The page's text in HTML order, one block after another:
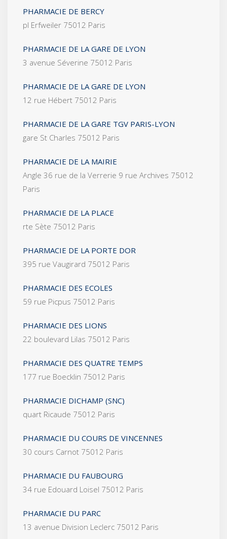
PHARMACIE DE BERCY
pl Erfweiler 75012 Paris
PHARMACIE DE LA GARE DE LYON
3 avenue Séverine 75012 Paris
PHARMACIE DE LA GARE DE LYON
12 rue Hébert 75012 Paris
PHARMACIE DE LA GARE TGV PARIS-LYON
gare St Charles 75012 Paris
PHARMACIE DE LA MAIRIE
Angle 36 rue de la Verrerie 9 rue Archives 75012
Paris
PHARMACIE DE LA PLACE
rte Sète 75012 Paris
PHARMACIE DE LA PORTE DOR
395 rue Vaugirard 75012 Paris
PHARMACIE DES ECOLES
59 rue Picpus 75012 Paris
PHARMACIE DES LIONS
22 boulevard Lilas 75012 Paris
PHARMACIE DES QUATRE TEMPS
177 rue Boecklin 75012 Paris
PHARMACIE DICHAMP (SNC)
quart Ricaude 75012 Paris
PHARMACIE DU COURS DE VINCENNES
30 cours Carnot 75012 Paris
PHARMACIE DU FAUBOURG
34 rue Edouard Loisel 75012 Paris
PHARMACIE DU PARC
13 avenue Division Leclerc 75012 Paris